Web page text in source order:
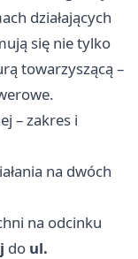
działających
się nie tylko
towarzyszącą –
– zakres i
na dwóch
na odcinku
do ul.